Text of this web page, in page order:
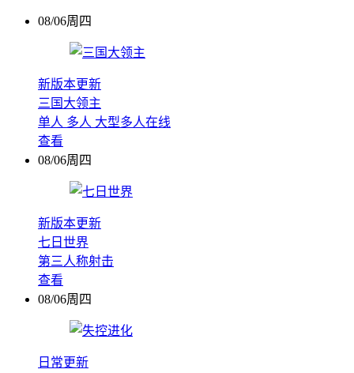
08/06周四
新版本更新
三国大领主
单人 多人 大型多人在线
查看
08/06周四
新版本更新
七日世界
第三人称射击
查看
08/06周四
日常更新